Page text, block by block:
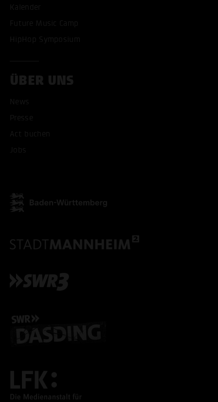
Kalender
Future Music Camp
HipHop Symposium
ÜBER UNS
News
Presse
Act buchen
Jobs